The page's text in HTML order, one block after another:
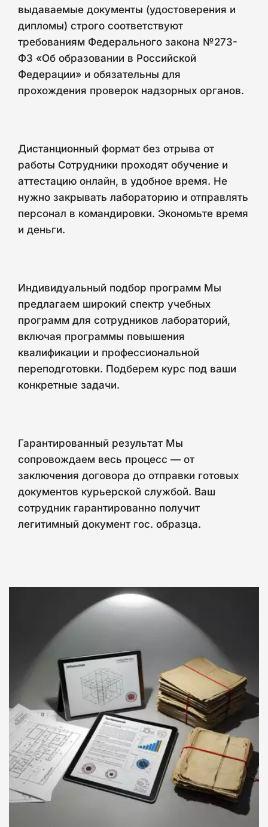
выдаваемые документы (удостоверения и
дипломы) строго соответствуют
требованиям Федерального закона №273-
ФЗ «Об образовании в Российской
Федерации» и обязательны для
прохождения проверок надзорных органов.
Дистанционный формат без отрыва от
работы Сотрудники проходят обучение и
аттестацию онлайн, в удобное время. Не
нужно закрывать лабораторию и отправлять
персонал в командировки. Экономьте время
и деньги.
Индивидуальный подбор программ Мы
предлагаем широкий спектр учебных
программ для сотрудников лабораторий,
включая программы повышения
квалификации и профессиональной
переподготовки. Подберем курс под ваши
конкретные задачи.
Гарантированный результат Мы
сопровождаем весь процесс — от
заключения договора до отправки готовых
документов курьерской службой. Ваш
сотрудник гарантированно получит
легитимный документ гос. образца.